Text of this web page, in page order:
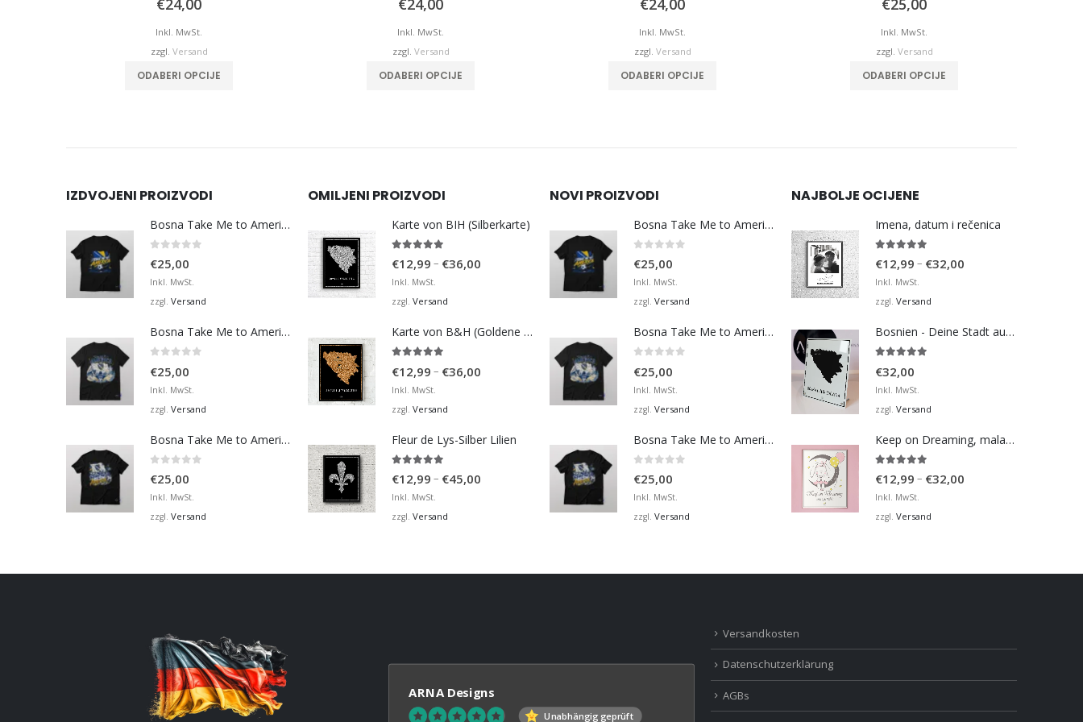
€24,00
Inkl. MwSt.
zzgl. Versand
ODABERI OPCIJE
€24,00
Inkl. MwSt.
zzgl. Versand
ODABERI OPCIJE
€24,00
Inkl. MwSt.
zzgl. Versand
ODABERI OPCIJE
€25,00
Inkl. MwSt.
zzgl. Versand
ODABERI OPCIJE
IZDVOJENI PROIZVODI
Bosna Take Me to America Navijačka Majica 3
€25,00
Inkl. MwSt.
zzgl. Versand
Bosna Take Me to America Navijačka Majica 4
€25,00
Inkl. MwSt.
zzgl. Versand
Bosna Take Me to America Navijačka Majica 2
€25,00
Inkl. MwSt.
zzgl. Versand
OMILJENI PROIZVODI
Karte von BIH (Silberkarte)
€12,99 – €36,00
Inkl. MwSt.
zzgl. Versand
Karte von B&H (Goldene Karte)
€12,99 – €36,00
Inkl. MwSt.
zzgl. Versand
Fleur de Lys-Silber Lilien
€12,99 – €45,00
Inkl. MwSt.
zzgl. Versand
NOVI PROIZVODI
Bosna Take Me to America Navijačka Majica 3
€25,00
Inkl. MwSt.
zzgl. Versand
Bosna Take Me to America Navijačka Majica 4
€25,00
Inkl. MwSt.
zzgl. Versand
Bosna Take Me to America Navijačka Majica 2
€25,00
Inkl. MwSt.
zzgl. Versand
NAJBOLJE OCIJENE
Imena, datum i rečenica
€12,99 – €32,00
Inkl. MwSt.
zzgl. Versand
Bosnien - Deine Stadt auf der Karte - Black
€32,00
Inkl. MwSt.
zzgl. Versand
Keep on Dreaming, mala moja barbiko
€12,99 – €32,00
Inkl. MwSt.
zzgl. Versand
ARNA Designs
Unabhängig geprüft
Versandkosten
Datenschutzerklärung
AGBs